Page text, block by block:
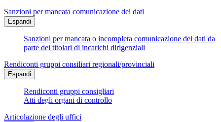
Sanzioni per mancata comunicazione dei dati
Espandi
Sanzioni per mancata o incompleta comunicazione dei dati da
parte dei titolari di incarichi dirigenziali
Rendiconti gruppi consiliari regionali/provinciali
Espandi
Rendiconti gruppi consigliari
Atti degli organi di controllo
Articolazione degli uffici